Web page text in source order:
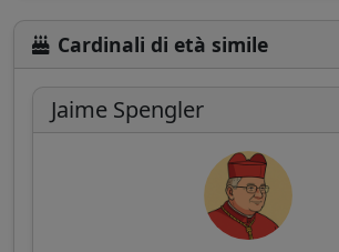
Cardinali di età simile
Jaime Spengler